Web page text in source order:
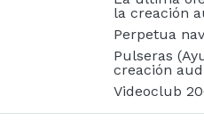
la creación
Perpetua
Pulseras
creación
Videoclub